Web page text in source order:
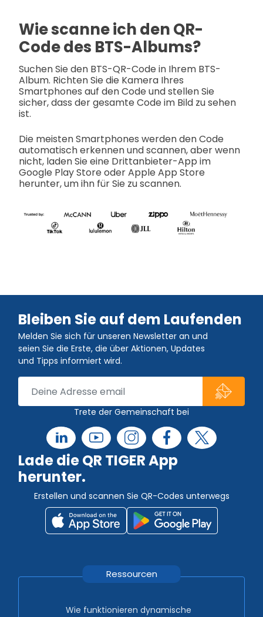
Wie scanne ich den QR-
Code des BTS-Albums?
Suchen Sie den BTS-QR-Code in Ihrem BTS-
Album. Richten Sie die Kamera Ihres
Smartphones auf den Code und stellen Sie
sicher, dass der gesamte Code im Bild zu sehen
ist.
Die meisten Smartphones werden den Code
automatisch erkennen und scannen, aber wenn
nicht, laden Sie eine Drittanbieter-App im
Google Play Store oder Apple App Store
herunter, um ihn für Sie zu scannen.
Bleiben Sie auf dem Laufenden
Melden Sie sich für unseren Newsletter an und
seien Sie die Erste, die über Aktionen, Updates
und Tipps informiert wird.
Trete der Gemeinschaft bei
Lade die QR TIGER App
herunter.
Erstellen und scannen Sie QR-Codes unterwegs
Ressourcen
Wie funktionieren dynamische